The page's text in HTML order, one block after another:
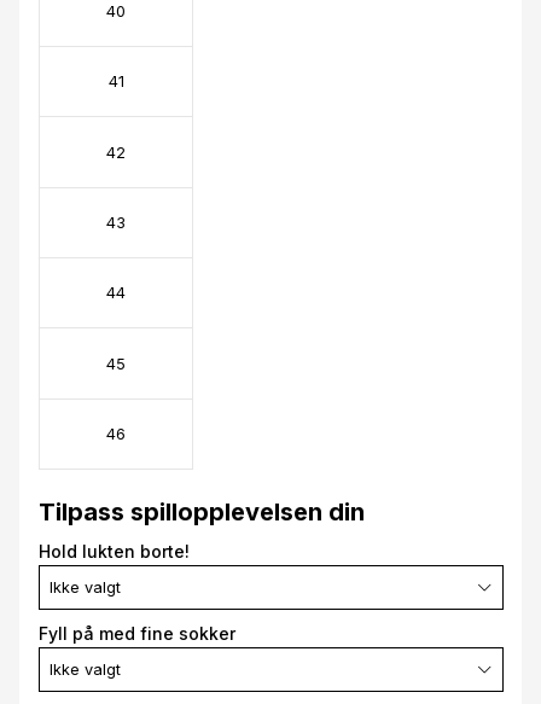
40
41
42
43
44
45
46
Tilpass spillopplevelsen din
Hold lukten borte!
Ikke valgt
Fyll på med fine sokker
Ikke valgt